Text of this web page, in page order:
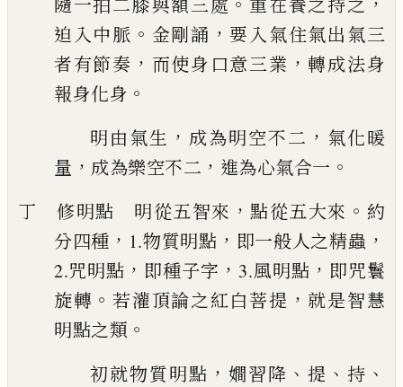
隨一拍二膝與額三處 重在養之持之
迫入中脈 。 金剛誦 ，要入氣住氣出氣三
者有節奏 ， 而使身口意三業 ，轉成法身
報身化身 。
明由氣生 ， 成為明空不二 ， 氣化暖
量 ， 成為樂空不二 ， 進為心氣合一 。
丁 修明點 明從五智來 ，點從五大來 。 約
分四種 ， 1.物質明點 ， 即一般人之精蟲 ，
2.咒明點 ， 即種子字 ， 3.風明點 ， 即咒鬟
旋轉 。若灌頂論之紅白菩提 ， 就是智慧
明點之類 。
初就物質明點 ， 𡢃習降 、 提 、 持 、